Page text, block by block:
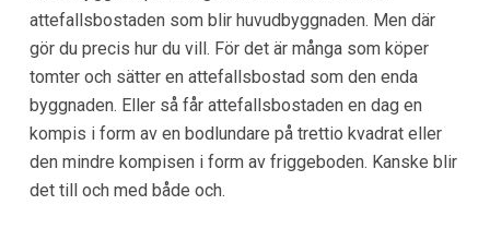
attefallsbostaden som blir huvudbyggnaden. Men där
gör du precis hur du vill. För det är många som köper
tomter och sätter en attefallsbostad som den enda
byggnaden. Eller så får attefallsbostaden en dag en
kompis i form av en bodlundare på trettio kvadrat eller
den mindre kompisen i form av friggeboden. Kanske blir
det till och med både och.